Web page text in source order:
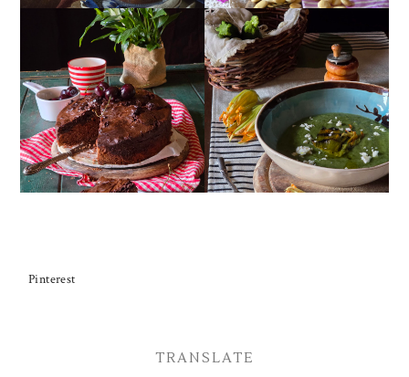
TORTA DOPPIO
CIOCCOLATO E
CILIEGIE
CREMA ESTIVA DI
ZUCCHINE CON FIORI E
FETA
Pinterest
TRANSLATE